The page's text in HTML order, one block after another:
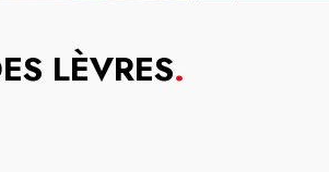
LÈVRES.